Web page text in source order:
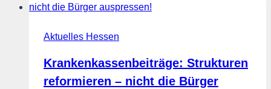
Zukunft
Zertifizierung
Aktuelles Hessen
Krankenkassenbeiträge: Strukturen
reformieren – nicht die Bürger